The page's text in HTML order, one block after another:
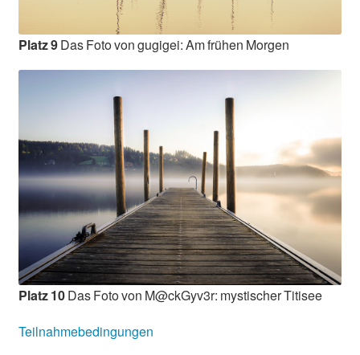
Platz 9Das Foto von gugigei: Am frühen Morgen
Platz 10Das Foto von M@ckGyv3r: mystischer Titisee
Teilnahmebedingungen